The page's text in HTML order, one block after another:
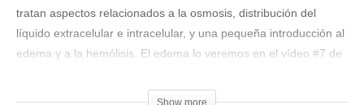
tratan aspectos relacionados a la osmosis, distribución del
líquido extracelular e intracelular, y una pequeña introducción al
edema y a la hemólisis. El edema lo veremos en el vídeo #7 de
apartados. PD: Corregir en el caso clínico donde dice
Show more